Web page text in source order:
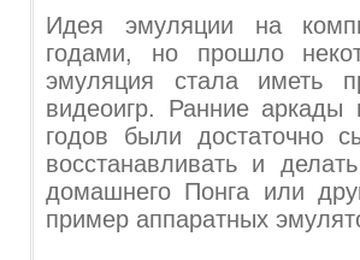
Идея эмуляции на
годами, но прошло
эмуляция стала иметь
видеоигр. Ранние
годов были достаточно
восстанавливать и
домашнего Понга или
пример аппаратных